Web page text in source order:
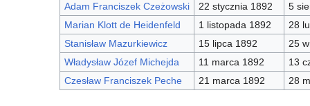
Adam Franciszek Czeżowski
22 stycznia 1892
5
Marian Klott de Heidenfeld
1 listopada 1892
28
Stanisław Mazurkiewicz
15 lipca 1892
25
Władysław Józef Michejda
11 marca 1892
13
Czesław Franciszek Peche
21 marca 1892 28